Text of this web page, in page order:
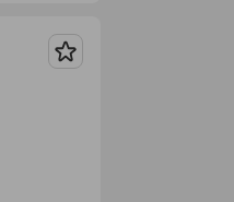
Merken